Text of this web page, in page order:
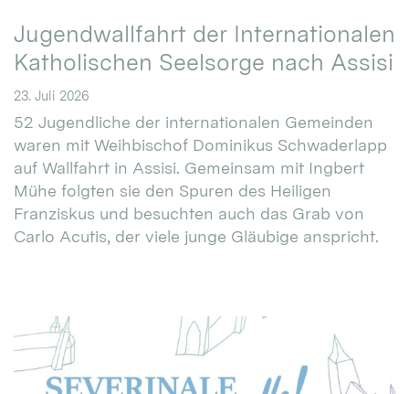
Jugendwallfahrt der Internationalen
Katholischen Seelsorge nach Assisi
23. Juli 2026
52 Jugendliche der internationalen Gemeinden
waren mit Weihbischof Dominikus Schwaderlapp
auf Wallfahrt in Assisi. Gemeinsam mit Ingbert
Mühe folgten sie den Spuren des Heiligen
Franziskus und besuchten auch das Grab von
Carlo Acutis, der viele junge Gläubige anspricht.